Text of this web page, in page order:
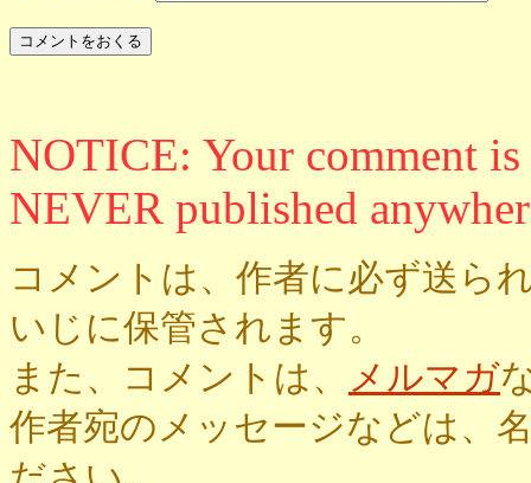
NOTICE: Your comment
NEVER published
コメントは、作者に必ず送ら
いじに保管されます。
また、コメントは、
メルマガ
作者宛のメッセージなどは、